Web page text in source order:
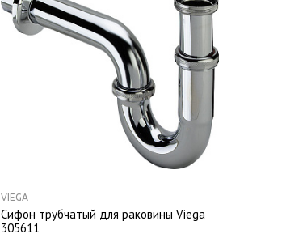
VIEGA
Сифон трубчатый для раковины Viega
305611